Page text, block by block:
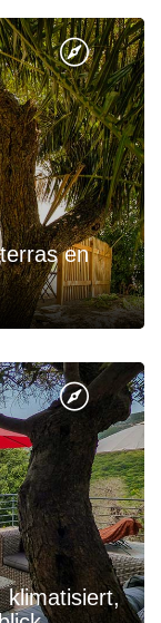
en
klimatisiert,